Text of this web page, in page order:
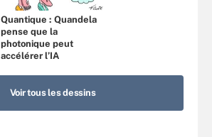
Quantique : Quandela
pense que la
photonique peut
accélérer l’IA
Voir tous les dessins